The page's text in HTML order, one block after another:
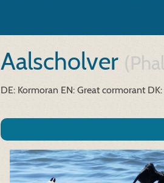
Aalscholver
DE: Kormoran EN: Great cormorant